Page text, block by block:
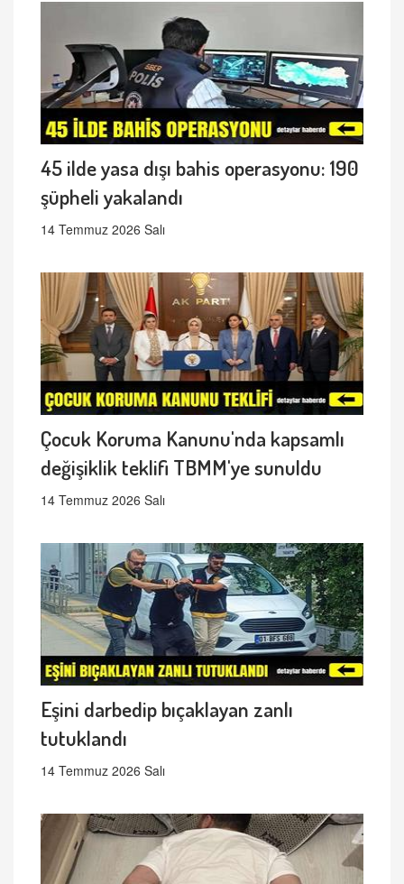
45 ilde yasa dışı bahis operasyonu: 190
şüpheli yakalandı
14 Temmuz 2026 Salı
Çocuk Koruma Kanunu'nda kapsamlı
değişiklik teklifi TBMM'ye sunuldu
14 Temmuz 2026 Salı
Eşini darbedip bıçaklayan zanlı
tutuklandı
14 Temmuz 2026 Salı